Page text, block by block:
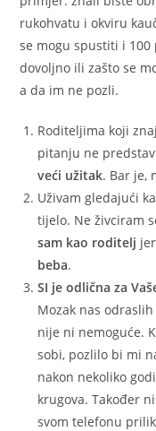
rukohvatu i okviru
se mogu spustiti i
dovoljno ili zašto se
a da im ne pozli.
Roditeljima koji
pitanju ne
veći užitak. Bar je,
Uživam gledajući
tijelo. Ne živciram
sam kao roditelj jer
beba.
SI je odlična za
Mozak nas
nije ni nemoguće.
sobi, pozlilo bi mi
nakon nekoliko
krugova. Također
svom telefonu